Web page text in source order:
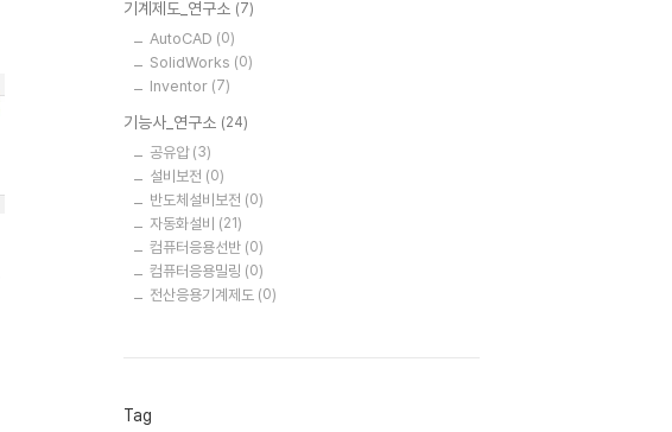
기계제도_연구소 (7)
AutoCAD (0)
SolidWorks (0)
Inventor (7)
기능사_연구소 (24)
공유압 (3)
설비보전 (0)
반도체설비보전 (0)
자동화설비 (21)
컴퓨터응용선반 (0)
컴퓨터응용밀링 (0)
전산응용기계제도 (0)
Tag